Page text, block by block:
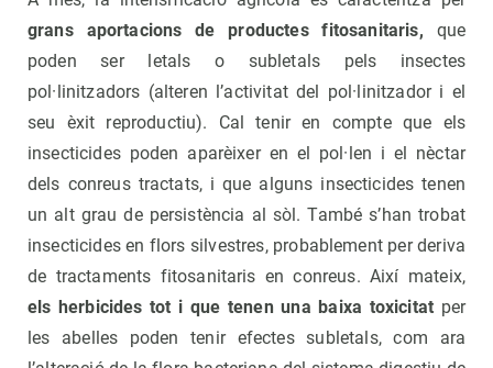
grans aportacions de productes fitosanitaris, que
poden ser letals o subletals pels insectes
pol·linitzadors (alteren l’activitat del pol·linitzador i el
seu èxit reproductiu). Cal tenir en compte que els
insecticides poden aparèixer en el pol·len i el nèctar
dels conreus tractats, i que alguns insecticides tenen
un alt grau de persistència al sòl. També s’han trobat
insecticides en flors silvestres, probablement per deriva
de tractaments fitosanitaris en conreus. Així mateix,
els herbicides tot i que tenen una baixa toxicitat per
les abelles poden tenir efectes subletals, com ara